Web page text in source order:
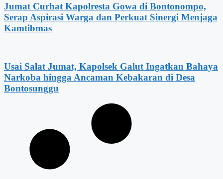
Jumat Curhat Kapolresta Gowa di Bontonompo,
Serap Aspirasi Warga dan Perkuat Sinergi Menjaga
Kamtibmas
Usai Salat Jumat, Kapolsek Galut Ingatkan Bahaya
Narkoba hingga Ancaman Kebakaran di Desa
Bontosunggu